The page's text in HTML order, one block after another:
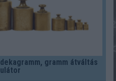
gramm átváltás